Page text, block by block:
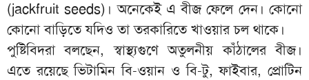
(jackfruit seeds)। অনেকেই এ বীজ ফেলে দেন। কোনো
কোনো বাড়িতে যদিও তা তরকারিতে খাওয়ার চল থাকে।
পুষ্টিবিদরা বলছেন, স্বাস্থ্যগুণে অতুলনীয় কাঁঠালের বীজ।
এতে রয়েছে ভিটামিন বি-ওয়ান ও বি-টু, ফাইবার, প্রোটিন